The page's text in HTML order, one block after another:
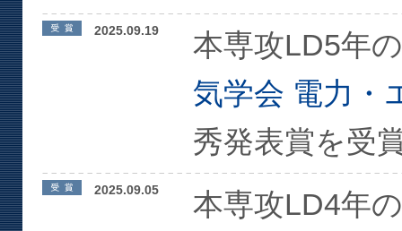
2025.09.19
本専攻LD5年
気学会 電力・
秀発表賞を受
2025.09.05
本専攻LD4年